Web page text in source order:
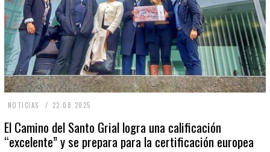
NOTICIAS 22.08.2025
.
El Camino del Santo Grial logra una calificación
“excelente” y se prepara para la certificación europea